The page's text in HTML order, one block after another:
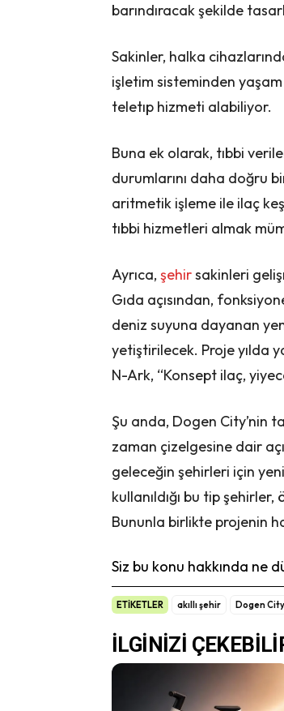
barındıracak şekilde
Sakinler, halka
işletim sisteminden
teletıp hizmeti alabiliyor.
Buna ek olarak, tıbbi
durumlarını daha doğru
aritmetik işleme ile ilaç
tıbbi hizmetleri almak
Ayrıca, şehirsakinleri
Gıda açısından,
deniz suyuna dayanan
yetiştirilecek. Proje yılda
N-Ark, “Konsept ilaç,
Şu anda, Dogen City’nin
zaman çizelgesine dair
geleceğin şehirleri için
kullanıldığı bu tip
Bununla birlikte projenin
Siz bu konu hakkında ne
ETİKETLER akıllı şehir Dogen City